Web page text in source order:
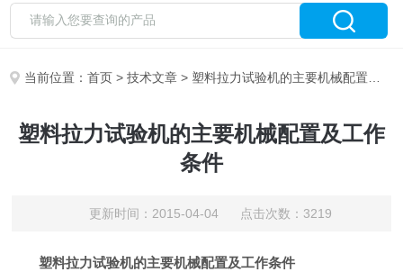
当前位置：首页 >技术文章 > 塑料拉力试验机的主要机械配置及工作条件
塑料拉力试验机的主要机械配置及工作
条件
更新时间：2015-04-04 点击次数：3219
塑料拉力试验机的主要机械配置及工作条件